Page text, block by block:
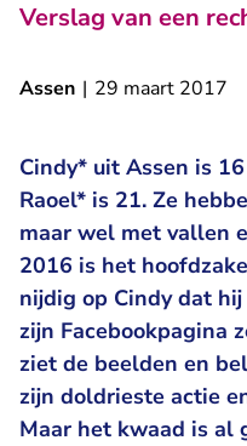
Verslag van een
Assen | 29 maart 2017
Cindy* uit Assen is
Raoel* is 21. Ze
maar wel met vallen
2016 is het
nijdig op Cindy dat hij
zijn Facebookpagina
ziet de beelden en
zijn doldrieste actie
Maar het kwaad is al